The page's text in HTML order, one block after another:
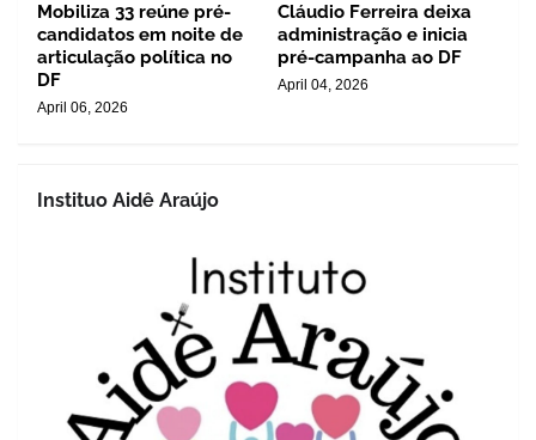
Mobiliza 33 reúne pré-
candidatos em noite de
articulação política no
DF
April 06, 2026
Cláudio Ferreira deixa
administração e inicia
pré-campanha ao DF
April 04, 2026
Instituo Aidê Araújo